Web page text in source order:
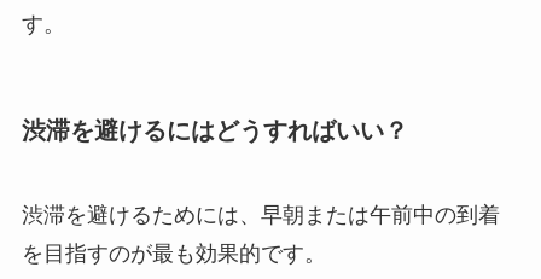
す。
渋滞を避けるにはどうすればいい？
渋滞を避けるためには、早朝または午前中の到着
を目指すのが最も効果的です。